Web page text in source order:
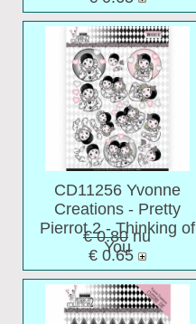
CD11256 Yvonne
Creations - Pretty
Pierrot 2 - Thinking of
You
€ 0.80 nu
€ 0.65